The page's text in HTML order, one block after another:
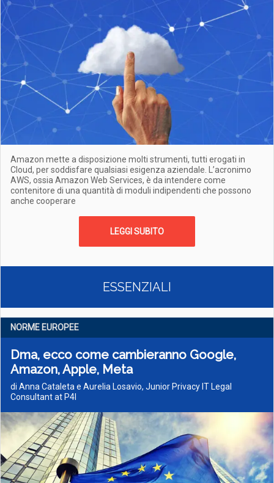
Amazon mette a disposizione molti strumenti, tutti erogati in
Cloud, per soddisfare qualsiasi esigenza aziendale. L’acronimo
AWS, ossia Amazon Web Services, è da intendere come
contenitore di una quantità di moduli indipendenti che possono
anche cooperare
LEGGI SUBITO
ESSENZIALI
NORME EUROPEE
Dma, ecco come cambieranno Google,
Amazon, Apple, Meta
di Anna Cataleta e Aurelia Losavio, Junior Privacy IT Legal
Consultant at P4I